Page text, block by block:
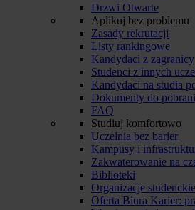
Drzwi Otwarte
Aplikuj bez problemu
Zasady rekrutacji
Listy rankingowe
Kandydaci z zagranicy
Studenci z innych
Kandydaci na studia
Dokumenty do
FAQ
Studiuj komfortowo
Uczelnia bez barier
Kampusy i
Zakwaterowanie na
Biblioteki
Organizacje studenckie
Oferta Biura Karier: